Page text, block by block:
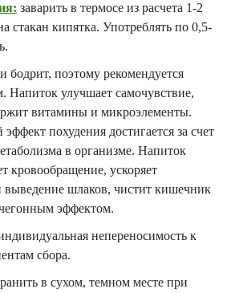
заварить в термосе из расчета 1-2
стакан кипятка. Употреблять по 0,5-
бодрит, поэтому рекомендуется
Напиток улучшает самочувствие,
витамины и микроэлементы.
похудения достигается за счет
в организме. Напиток
кровообращение, ускоряет
шлаков, чистит кишечник
эффектом.
непереносимость к
сбора.
в сухом, темном месте при